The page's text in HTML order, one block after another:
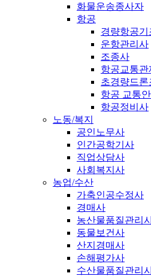
화물운송종사자
항공
경량항공기
운항관리사
조종사
항공교통관
초경량드론
항공 교통
항공정비사
노동/복지
공인노무사
인간공학기사
직업상담사
사회복지사
농업/수산
가축인공수정사
경매사
농산물품질관리
동물보건사
산지경매사
손해평가사
수산물품질관리